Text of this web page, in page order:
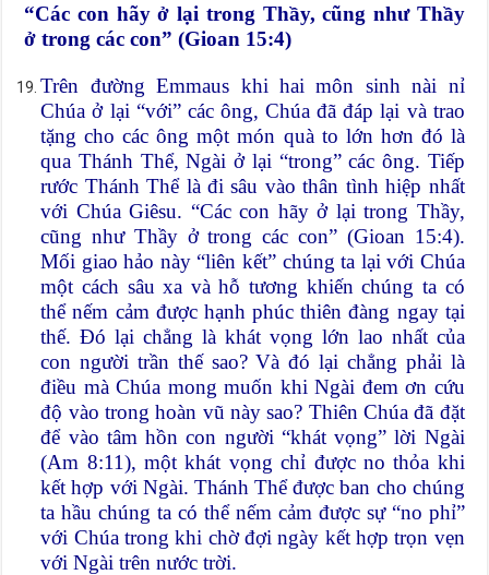
“Các con hãy ở lại trong Thầy, cũng như Thầy
ở trong các con” (Gioan 15:4)
Trên đường Emmaus khi hai môn sinh nài nỉ
Chúa ở lại “với” các ông, Chúa đã đáp lại và trao
tặng cho các ông một món quà to lớn hơn đó là
qua Thánh Thể, Ngài ở lại “trong” các ông. Tiếp
rước Thánh Thể là đi sâu vào thân tình hiệp nhất
với Chúa Giêsu. “Các con hãy ở lại trong Thầy,
cũng như Thầy ở trong các con” (Gioan 15:4).
Mối giao hảo này “liên kết” chúng ta lại với Chúa
một cách sâu xa và hỗ tương khiến chúng ta có
thể nếm cảm được hạnh phúc thiên đàng ngay tại
thế. Đó lại chẳng là khát vọng lớn lao nhất của
con người trần thế sao? Và đó lại chẳng phải là
điều mà Chúa mong muốn khi Ngài đem ơn cứu
độ vào trong hoàn vũ này sao? Thiên Chúa đã đặt
để vào tâm hồn con người “khát vọng” lời Ngài
(Am 8:11), một khát vọng chỉ được no thỏa khi
kết hợp với Ngài. Thánh Thể được ban cho chúng
ta hầu chúng ta có thể nếm cảm được sự “no phỉ”
với Chúa trong khi chờ đợi ngày kết hợp trọn vẹn
với Ngài trên nước trời.